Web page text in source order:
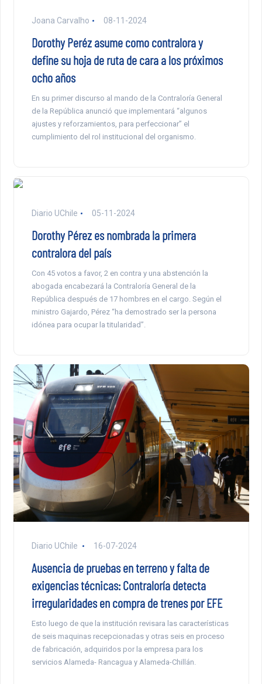
Joana Carvalho 08-11-2024
Dorothy Peréz asume como contralora y
define su hoja de ruta de cara a los próximos
ocho años
En su primer discurso al mando de la Contraloría General
de la República anunció que implementará “algunos
ajustes y reforzamientos, para perfeccionar” el
cumplimiento del rol institucional del organismo.
Diario UChile 05-11-2024
Dorothy Pérez es nombrada la primera
contralora del país
Con 45 votos a favor, 2 en contra y una abstención la
abogada encabezará la Contraloría General de la
República después de 17 hombres en el cargo. Según el
ministro Gajardo, Pérez “ha demostrado ser la persona
idónea para ocupar la titularidad”.
Diario UChile 16-07-2024
Ausencia de pruebas en terreno y falta de
exigencias técnicas: Contraloría detecta
irregularidades en compra de trenes por EFE
Esto luego de que la institución revisara las características
de seis maquinas recepcionadas y otras seis en proceso
de fabricación, adquiridos por la empresa para los
servicios Alameda- Rancagua y Alameda-Chillán.